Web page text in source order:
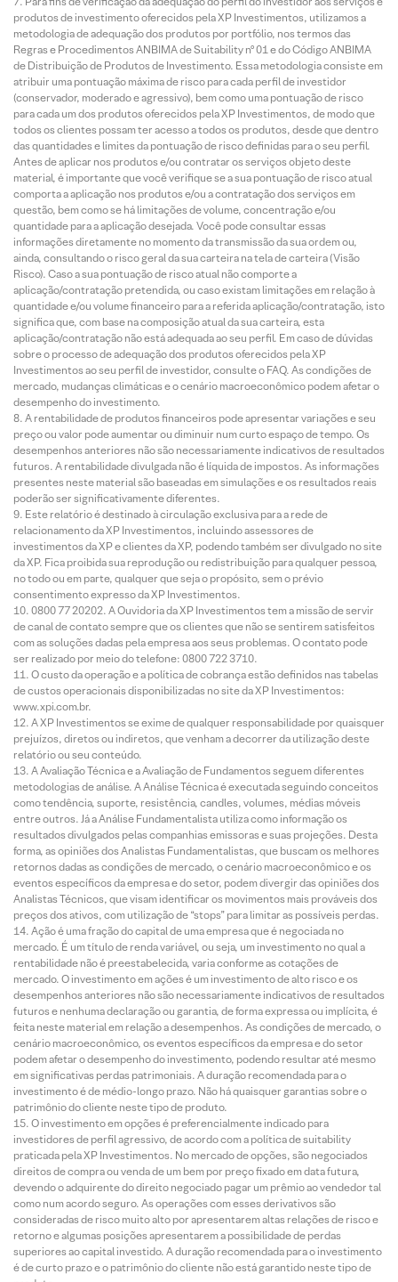
produtos de investimento oferecidos pela XP Investimentos, utilizamos a
metodologia de adequação dos produtos por portfólio, nos termos das
Regras e Procedimentos ANBIMA de Suitability nº 01 e do Código ANBIMA
de Distribuição de Produtos de Investimento. Essa metodologia consiste em
atribuir uma pontuação máxima de risco para cada perfil de investidor
(conservador, moderado e agressivo), bem como uma pontuação de risco
para cada um dos produtos oferecidos pela XP Investimentos, de modo que
todos os clientes possam ter acesso a todos os produtos, desde que dentro
das quantidades e limites da pontuação de risco definidas para o seu perfil.
Antes de aplicar nos produtos e/ou contratar os serviços objeto deste
material, é importante que você verifique se a sua pontuação de risco atual
comporta a aplicação nos produtos e/ou a contratação dos serviços em
questão, bem como se há limitações de volume, concentração e/ou
quantidade para a aplicação desejada. Você pode consultar essas
informações diretamente no momento da transmissão da sua ordem ou,
ainda, consultando o risco geral da sua carteira na tela de carteira (Visão
Risco). Caso a sua pontuação de risco atual não comporte a
aplicação/contratação pretendida, ou caso existam limitações em relação à
quantidade e/ou volume financeiro para a referida aplicação/contratação, isto
significa que, com base na composição atual da sua carteira, esta
aplicação/contratação não está adequada ao seu perfil. Em caso de dúvidas
sobre o processo de adequação dos produtos oferecidos pela XP
Investimentos ao seu perfil de investidor, consulte o FAQ. As condições de
mercado, mudanças climáticas e o cenário macroeconômico podem afetar o
desempenho do investimento.
A rentabilidade de produtos financeiros pode apresentar variações e seu
preço ou valor pode aumentar ou diminuir num curto espaço de tempo. Os
desempenhos anteriores não são necessariamente indicativos de resultados
futuros. A rentabilidade divulgada não é líquida de impostos. As informações
presentes neste material são baseadas em simulações e os resultados reais
poderão ser significativamente diferentes.
Este relatório é destinado à circulação exclusiva para a rede de
relacionamento da XP Investimentos, incluindo assessores de
investimentos da XP e clientes da XP, podendo também ser divulgado no site
da XP. Fica proibida sua reprodução ou redistribuição para qualquer pessoa,
no todo ou em parte, qualquer que seja o propósito, sem o prévio
consentimento expresso da XP Investimentos.
0800 77 20202. A Ouvidoria da XP Investimentos tem a missão de servir
de canal de contato sempre que os clientes que não se sentirem satisfeitos
com as soluções dadas pela empresa aos seus problemas. O contato pode
ser realizado por meio do telefone: 0800 722 3710.
O custo da operação e a política de cobrança estão definidos nas tabelas
de custos operacionais disponibilizadas no site da XP Investimentos:
www.xpi.com.br.
A XP Investimentos se exime de qualquer responsabilidade por quaisquer
prejuízos, diretos ou indiretos, que venham a decorrer da utilização deste
relatório ou seu conteúdo.
A Avaliação Técnica e a Avaliação de Fundamentos seguem diferentes
metodologias de análise. A Análise Técnica é executada seguindo conceitos
como tendência, suporte, resistência, candles, volumes, médias móveis
entre outros. Já a Análise Fundamentalista utiliza como informação os
resultados divulgados pelas companhias emissoras e suas projeções. Desta
forma, as opiniões dos Analistas Fundamentalistas, que buscam os melhores
retornos dadas as condições de mercado, o cenário macroeconômico e os
eventos específicos da empresa e do setor, podem divergir das opiniões dos
Analistas Técnicos, que visam identificar os movimentos mais prováveis dos
preços dos ativos, com utilização de “stops” para limitar as possíveis perdas.
Ação é uma fração do capital de uma empresa que é negociada no
mercado. É um título de renda variável, ou seja, um investimento no qual a
rentabilidade não é preestabelecida, varia conforme as cotações de
mercado. O investimento em ações é um investimento de alto risco e os
desempenhos anteriores não são necessariamente indicativos de resultados
futuros e nenhuma declaração ou garantia, de forma expressa ou implícita, é
feita neste material em relação a desempenhos. As condições de mercado, o
cenário macroeconômico, os eventos específicos da empresa e do setor
podem afetar o desempenho do investimento, podendo resultar até mesmo
em significativas perdas patrimoniais. A duração recomendada para o
investimento é de médio-longo prazo. Não há quaisquer garantias sobre o
patrimônio do cliente neste tipo de produto.
O investimento em opções é preferencialmente indicado para
investidores de perfil agressivo, de acordo com a política de suitability
praticada pela XP Investimentos. No mercado de opções, são negociados
direitos de compra ou venda de um bem por preço fixado em data futura,
devendo o adquirente do direito negociado pagar um prêmio ao vendedor tal
como num acordo seguro. As operações com esses derivativos são
consideradas de risco muito alto por apresentarem altas relações de risco e
retorno e algumas posições apresentarem a possibilidade de perdas
superiores ao capital investido. A duração recomendada para o investimento
é de curto prazo e o patrimônio do cliente não está garantido neste tipo de